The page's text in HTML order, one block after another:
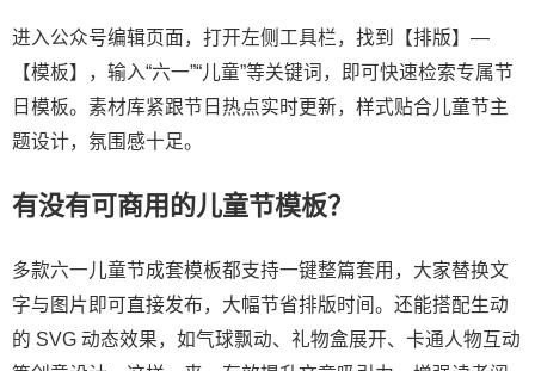
进入公众号编辑页面，打开左侧工具栏，找到【排版】—
【模板】，输入“六一”“儿童”等关键词，即可快速检索专属节
日模板。素材库紧跟节日热点实时更新，样式贴合儿童节主
题设计，氛围感十足。
有没有可商用的儿童节模板？
多款六一儿童节成套模板都支持一键整篇套用，大家替换文
字与图片即可直接发布，大幅节省排版时间。还能搭配生动
的 SVG 动态效果，如气球飘动、礼物盒展开、卡通人物互动